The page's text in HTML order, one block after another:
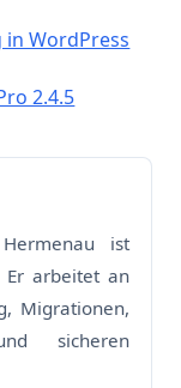
in WordPress
2.4.5
ist
Er arbeitet an
Migrationen,
sicheren